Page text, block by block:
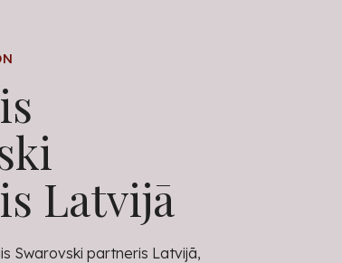
Latvijā
Swarovski partneris Latvijā,